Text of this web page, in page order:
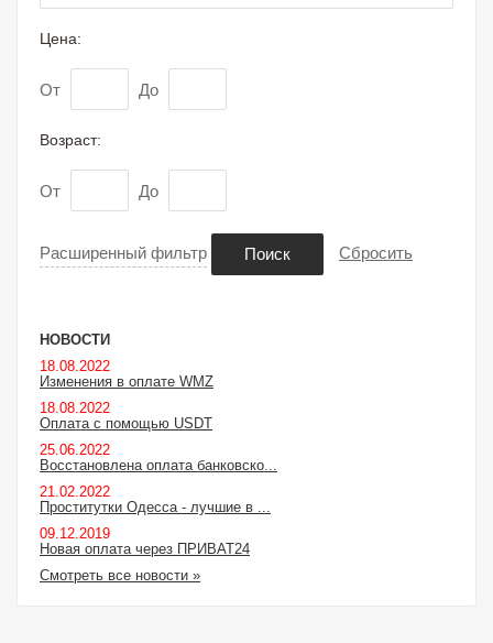
Цена:
От До
Возраст:
От До
Расширенный фильтр Поиск Сбросить
НОВОСТИ
18.08.2022
Изменения в оплате WMZ
18.08.2022
Оплата с помощью USDT
25.06.2022
Восстановлена оплата банковско...
21.02.2022
Проститутки Одесса - лучшие в ...
09.12.2019
Новая оплата через ПРИВАТ24
Смотреть все новости »